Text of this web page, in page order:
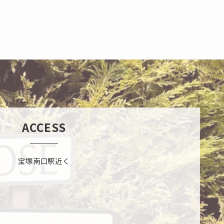
ACCESS
宝塚南口駅近く